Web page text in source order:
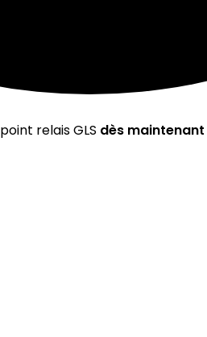
relais GLS dès maintenant